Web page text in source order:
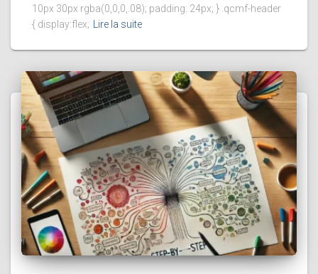
10px 30px rgba(0,0,0,.08); padding: 24px; } .qcmf-header
{ display:flex; Lire la suite